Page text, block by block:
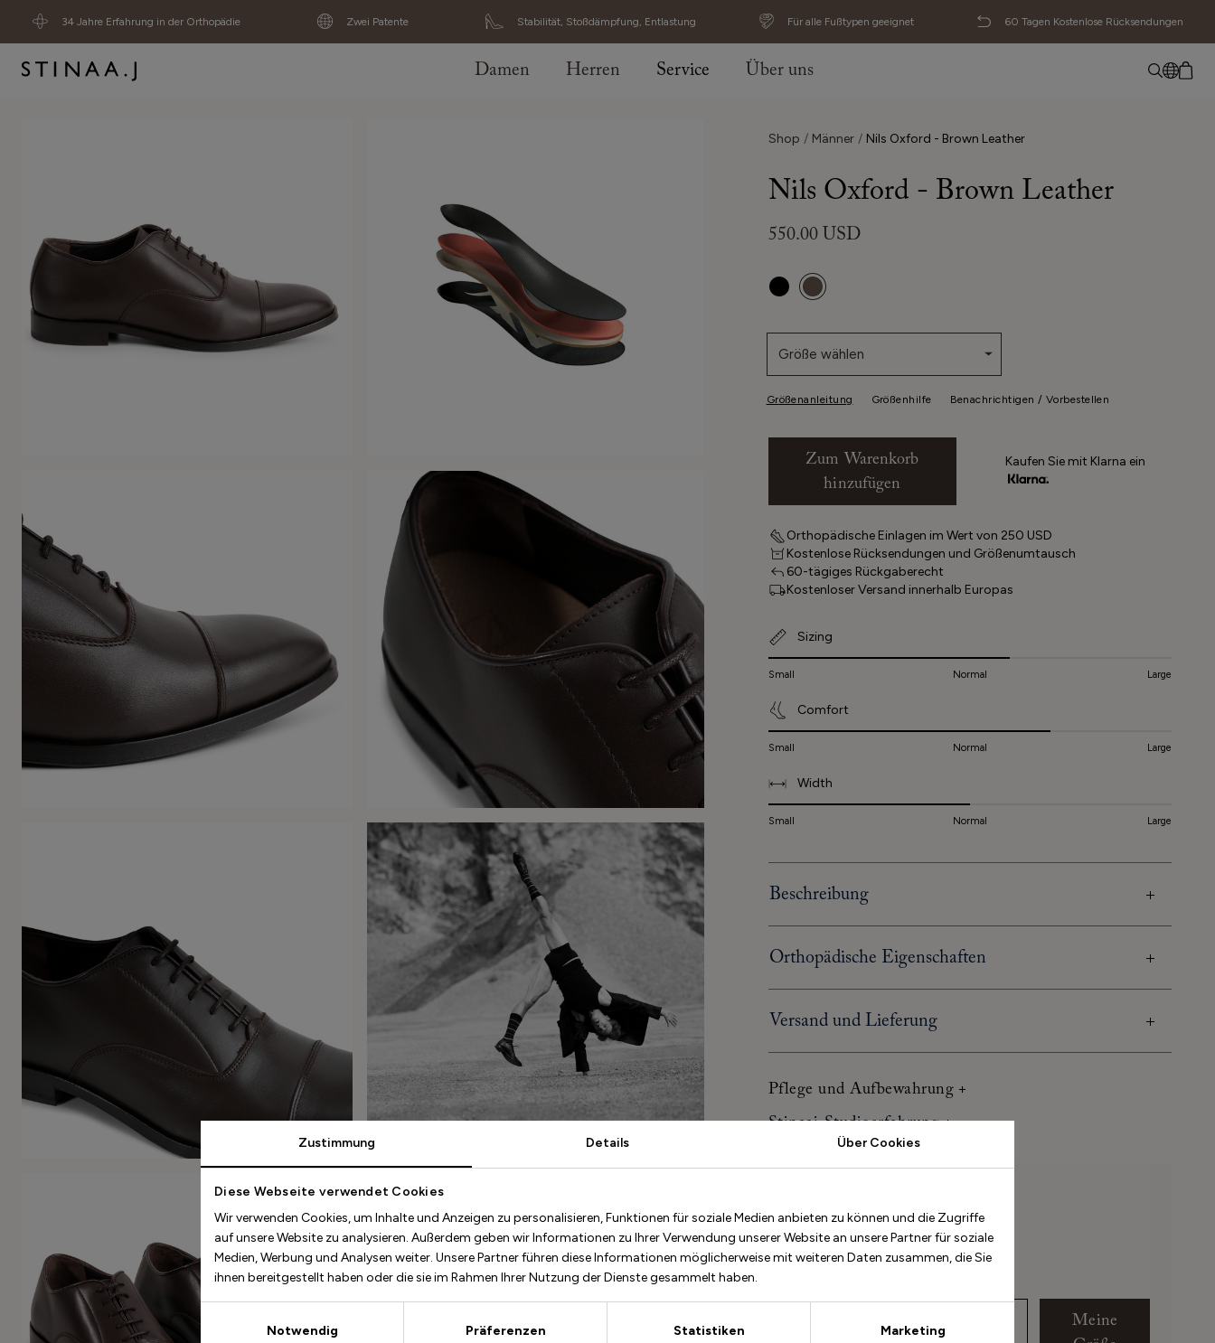
Zustimmung Details Über Cookies
Diese Webseite verwendet Cookies
Wir verwenden Cookies, um Inhalte und Anzeigen zu personalisieren, Funktionen für soziale Medien anbieten zu können und die Zugriffe
auf unsere Website zu analysieren. Außerdem geben wir Informationen zu Ihrer Verwendung unserer Website an unsere Partner für soziale
Medien, Werbung und Analysen weiter. Unsere Partner führen diese Informationen möglicherweise mit weiteren Daten zusammen, die Sie
ihnen bereitgestellt haben oder die sie im Rahmen Ihrer Nutzung der Dienste gesammelt haben.
Notwendig
Präferenzen Statistiken Marketing
34 Jahre Erfahrung in der Orthopädie Zwei Patente Stabilität, Stoßdämpfung, Entlastung Für alle Fußtypen geeignet 60 Tagen Kostenlose Rücksendungen
Damen Herren Service Über uns
Svenska
Kein Artikel hinzugefügt
Shop Männer Nils Oxford - Brown Leather
Nils Oxford - Brown Leather
550.00 USD
Größe wählen
Größenanleitung Größenhilfe Benachrichtigen / Vorbestellen
Zum Warenkorb
hinzufügen
Kaufen Sie mit Klarna ein
Orthopädische Einlagen im Wert von 250 USD
Kostenlose Rücksendungen und Größenumtausch
60-tägiges Rückgaberecht
Kostenloser Versand innerhalb Europas
Sizing
Small Normal Large
Comfort
Small Normal Large
Width
Small Normal Large
Beschreibung
Orthopädische Eigenschaften
Versand und Lieferung
Pflege und Aufbewahrung
Stinaaj-Studioerfahrung
Beschreibung
Meine